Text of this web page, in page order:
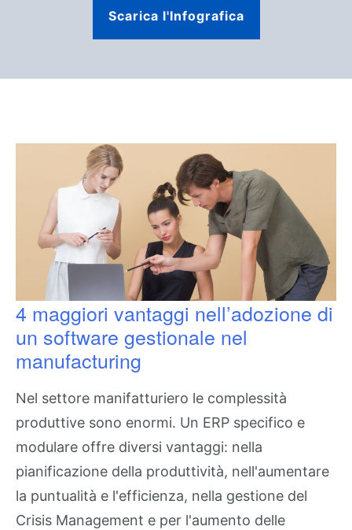
Scarica l'Infografica
4 maggiori vantaggi nell’adozione di
un software gestionale nel
manufacturing
Nel settore manifatturiero le complessità
produttive sono enormi. Un ERP specifico e
modulare offre diversi vantaggi: nella
pianificazione della produttività, nell'aumentare
la puntualità e l'efficienza, nella gestione del
Crisis Management e per l'aumento delle